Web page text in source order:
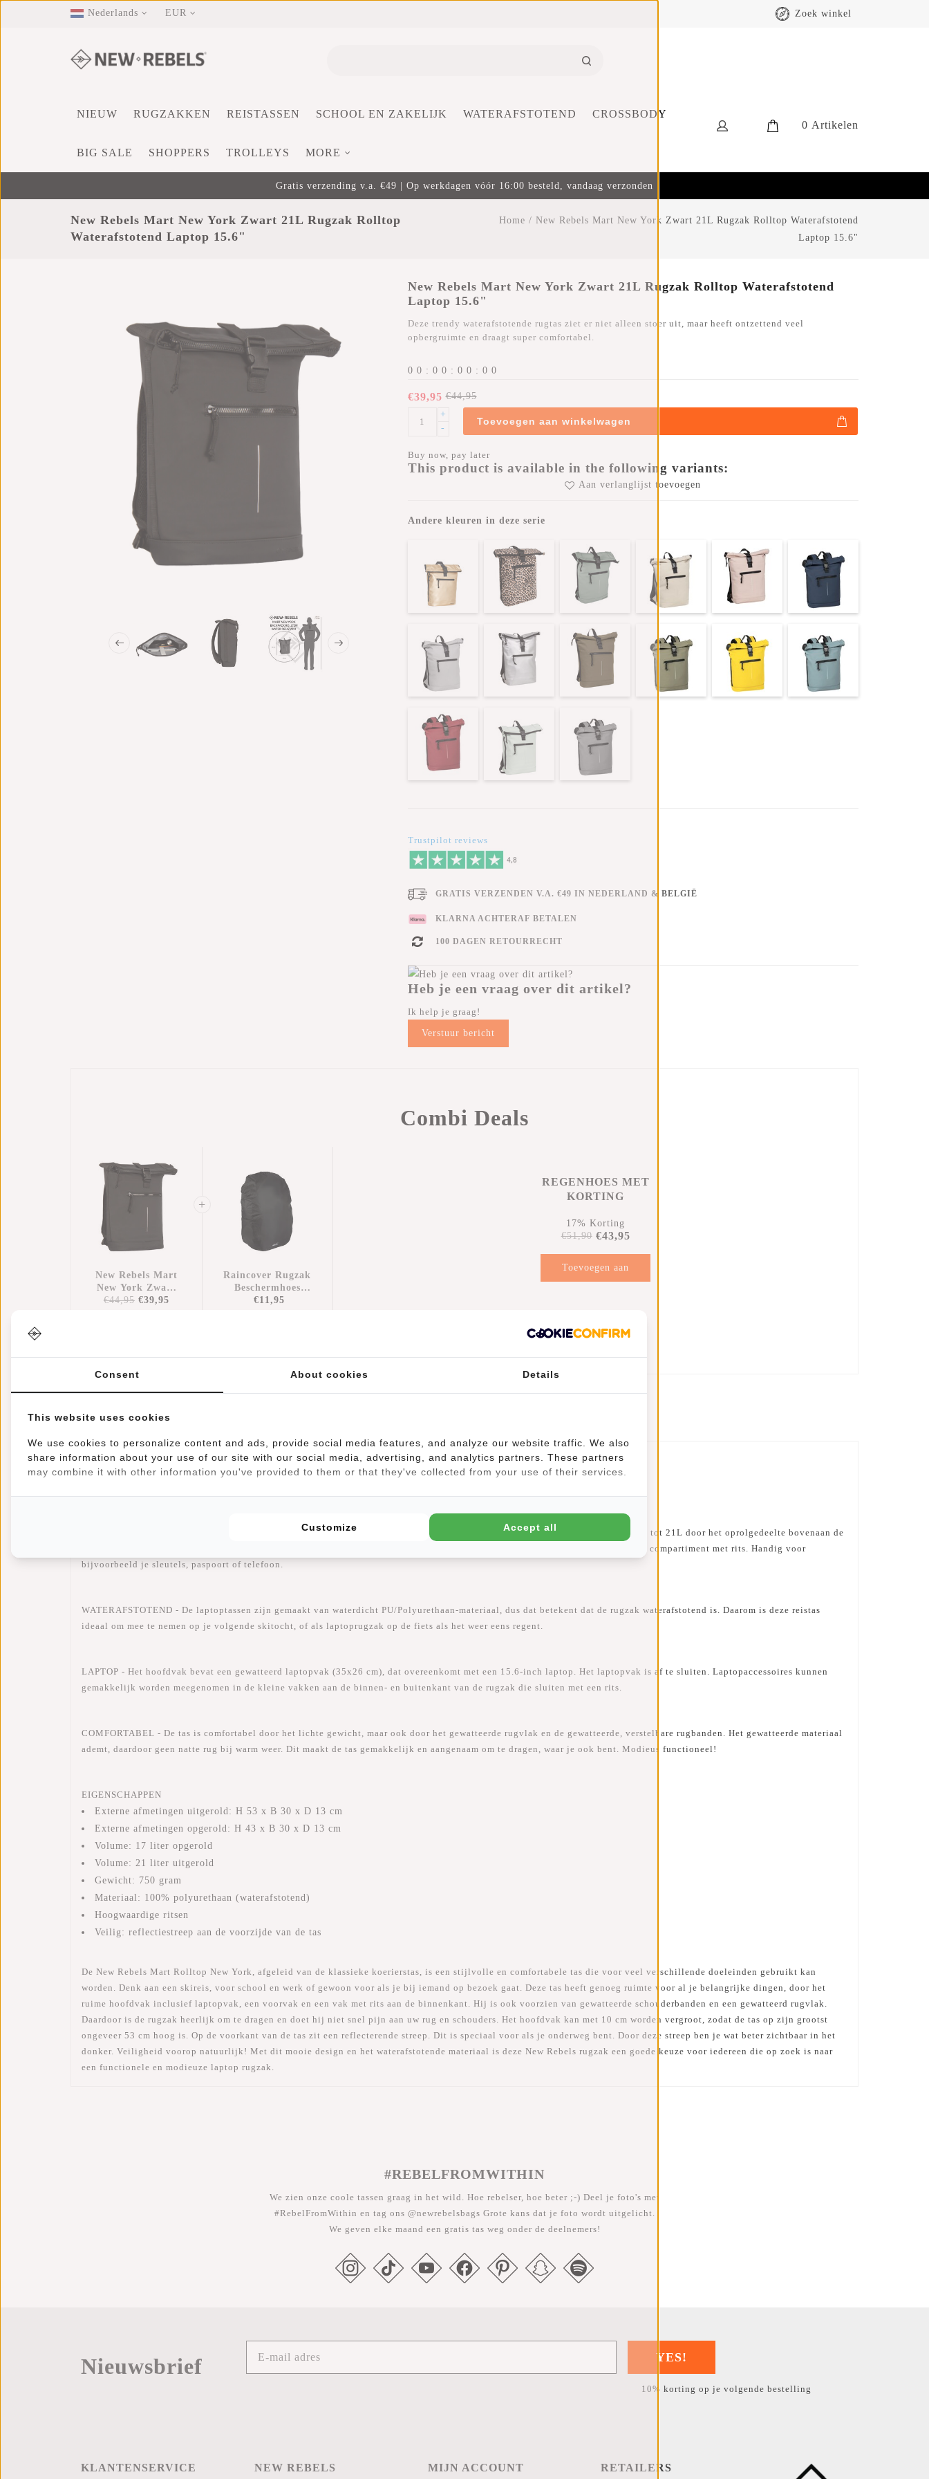
Nederlands EUR Zoek winkel
0 Artikelen
NIEUW RUGZAKKEN REISTASSEN SCHOOL EN ZAKELIJK WATERAFSTOTEND CROSSBODY
BIG SALE SHOPPERS TROLLEYS MORE
Gratis verzending v.a. €49 | Op werkdagen vóór 16:00 besteld, vandaag verzonden
New Rebels Mart New York Zwart 21L Rugzak Rolltop
Waterafstotend Laptop 15.6"
Home / New Rebels Mart New York Zwart 21L Rugzak Rolltop Waterafstotend
Laptop 15.6"
New Rebels Mart New York Zwart 21L Rugzak Rolltop Waterafstotend
Laptop 15.6"
Deze trendy waterafstotende rugtas ziet er niet alleen stoer uit, maar heeft ontzettend veel
opbergruimte en draagt super comfortabel.
0 0 : 0 0 : 0 0 : 0 0
€39,95 €44,95
+
-
Toevoegen aan winkelwagen
Buy now, pay later
This product is available in the following variants:
Aan verlanglijst toevoegen
Andere kleuren in deze serie
Trustpilot reviews
GRATIS VERZENDEN V.A. €49 IN NEDERLAND & BELGIË
KLARNA ACHTERAF BETALEN
100 DAGEN RETOURRECHT
Heb je een vraag over dit artikel?
Ik help je graag!
Verstuur bericht
Combi Deals
New Rebels Mart
New York Zwart
21L Rugzak
€44,95 €39,95
Raincover Rugzak
Beschermhoes
Regenhoes
€11,95
REGENHOES MET
KORTING
17% Korting
€51,90 €43,95
Toevoegen aan
Artikelnummer:
51.113500
Beschikbaarheid:
Op voorraad
Levertijd:
✓ Op voorraad
OPSLAG - Veel opbergruimte dankzij het ruime hoofdvak van 17L, dat gemakkelijk kan worden vergroot van 43 cm tot 53 cm en tot 21L door het oprolgedeelte bovenaan de
tas uit te rollen. Ideaal voor naar school, werk of je volgende vakantie. Daarnaast bevindt zich aan de binnen- en buitenkant een compartiment met rits. Handig voor
bijvoorbeeld je sleutels, paspoort of telefoon.
WATERAFSTOTEND - De laptoptassen zijn gemaakt van waterdicht PU/Polyurethaan-materiaal, dus dat betekent dat de rugzak waterafstotend is. Daarom is deze reistas
ideaal om mee te nemen op je volgende skitocht, of als laptoprugzak op de fiets als het weer eens regent.
LAPTOP - Het hoofdvak bevat een gewatteerd laptopvak (35x26 cm), dat overeenkomt met een 15.6-inch laptop. Het laptopvak is af te sluiten. Laptopaccessoires kunnen
gemakkelijk worden meegenomen in de kleine vakken aan de binnen- en buitenkant van de rugzak die sluiten met een rits.
COMFORTABEL - De tas is comfortabel door het lichte gewicht, maar ook door het gewatteerde rugvlak en de gewatteerde, verstelbare rugbanden. Het gewatteerde materiaal
ademt, daardoor geen natte rug bij warm weer. Dit maakt de tas gemakkelijk en aangenaam om te dragen, waar je ook bent. Modieus functioneel!
EIGENSCHAPPEN
Externe afmetingen uitgerold: H 53 x B 30 x D 13 cm
Externe afmetingen opgerold: H 43 x B 30 x D 13 cm
Volume: 17 liter opgerold
Volume: 21 liter uitgerold
Gewicht: 750 gram
Materiaal: 100% polyurethaan (waterafstotend)
Hoogwaardige ritsen
Veilig: reflectiestreep aan de voorzijde van de tas
De New Rebels Mart Rolltop New York, afgeleid van de klassieke koerierstas, is een stijlvolle en comfortabele tas die voor veel verschillende doeleinden gebruikt kan
worden. Denk aan een skireis, voor school en werk of gewoon voor als je bij iemand op bezoek gaat. Deze tas heeft genoeg ruimte voor al je belangrijke dingen, door het
ruime hoofdvak inclusief laptopvak, een voorvak en een vak met rits aan de binnenkant. Hij is ook voorzien van gewatteerde schouderbanden en een gewatteerd rugvlak.
Daardoor is de rugzak heerlijk om te dragen en doet hij niet snel pijn aan uw rug en schouders. Het hoofdvak kan met 10 cm worden vergroot, zodat de tas op zijn grootst
ongeveer 53 cm hoog is. Op de voorkant van de tas zit een reflecterende streep. Dit is speciaal voor als je onderweg bent. Door deze streep ben je wat beter zichtbaar in het
donker. Veiligheid voorop natuurlijk! Met dit mooie design en het waterafstotende materiaal is deze New Rebels rugzak een goede keuze voor iedereen die op zoek is naar
een functionele en modieuze laptop rugzak.
#REBELFROMWITHIN
We zien onze coole tassen graag in het wild. Hoe rebelser, hoe beter ;-) Deel je foto's met
#RebelFromWithin en tag ons @newrebelsbags Grote kans dat je foto wordt uitgelicht.
We geven elke maand een gratis tas weg onder de deelnemers!
Nieuwsbrief YES!
10% korting op je volgende bestelling
KLANTENSERVICE NEW REBELS MIJN ACCOUNT RETAILERS
Consent About cookies Details
This website uses cookies
We use cookies to personalize content and ads, provide social media features, and analyze our website traffic. We also
share information about your use of our site with our social media, advertising, and analytics partners. These partners
may combine it with other information you've provided to them or that they've collected from your use of their services.
Customize Accept all